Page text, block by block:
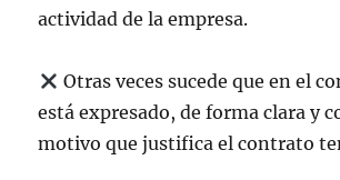
actividad de la empresa.
Otras veces sucede que en el
está expresado, de forma clara y
motivo que justifica el contrato